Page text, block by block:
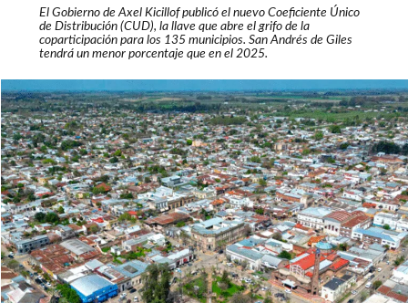
El Gobierno de Axel Kicillof publicó el nuevo Coeficiente Único
de Distribución (CUD), la llave que abre el grifo de la
coparticipación para los 135 municipios. San Andrés de Giles
tendrá un menor porcentaje que en el 2025.